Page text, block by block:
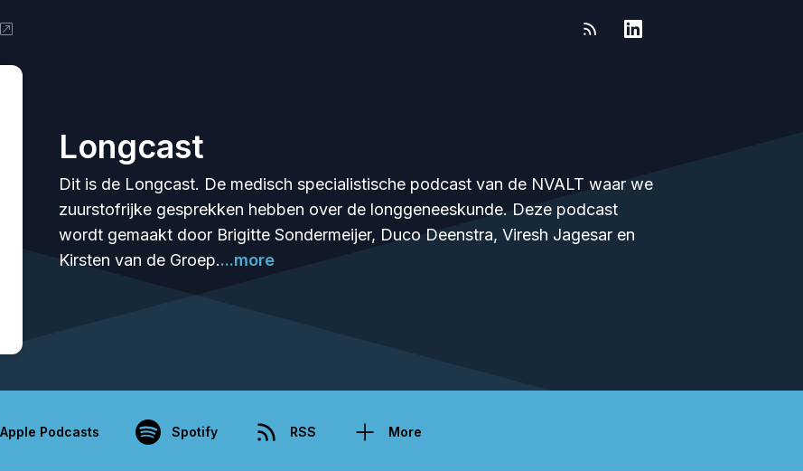
Longcast
Dit is de Longcast. De medisch specialistische podcast van de NVALT waar we
zuurstofrijke gesprekken hebben over de longgeneeskunde. Deze podcast
wordt gemaakt door Brigitte Sondermeijer, Duco Deenstra, Viresh Jagesar en
Kirsten van de Groep....more
Apple Podcasts Spotify RSS More